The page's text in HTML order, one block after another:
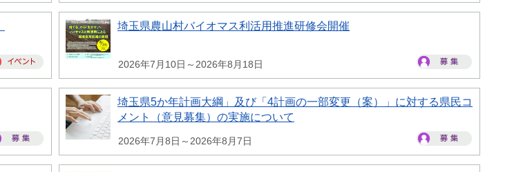
埼玉県農山村バイオマス利活用推進研修会開催
2026年7月10日～2026年8月18日
埼玉県5か年計画大綱」及び「4計画の一部変更（案）」に対する県民コ
メント（意見募集）の実施について
2026年7月8日～2026年8月7日